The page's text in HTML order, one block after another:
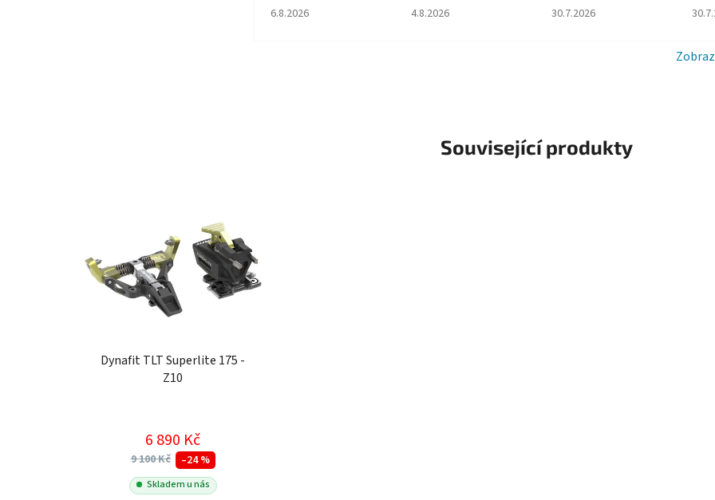
Hodnocení obchodu je 5 z 5 hvězdiček.
6.8.2026 Hodnocení obchodu je 5 z 5 hvězdiček.
4.8.2026 Hodnocení obchodu je 5 z 5
30.7.2026
Související produkty
Dynafit TLT Superlite 175 -
Z10
6 890 Kč
9 100 Kč –24 %
Skladem u nás